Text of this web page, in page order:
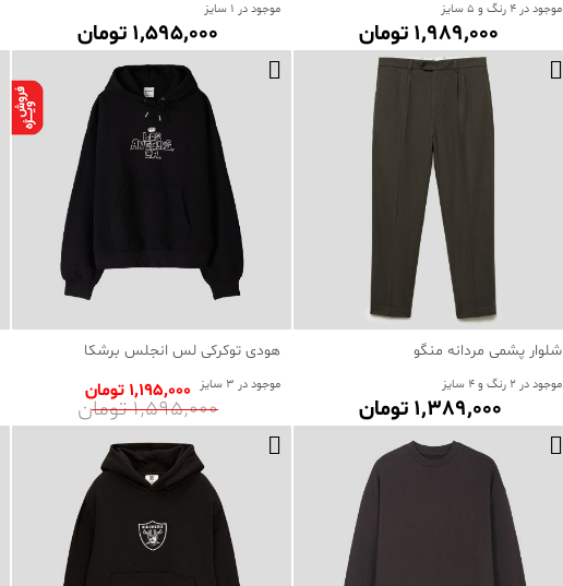
موجود در 4 رنگ و 5 سایز
1٬989٬000 تومان
موجود در 1 سایز
1٬595٬000 تومان
شلوار پشمی مردانه منگو
موجود در 2 رنگ و 4 سایز
1٬389٬000 تومان
هودی توکرکی لس انجلس برشکا
موجود در 3 سایز
1٬595٬000 تومان
1٬195٬000 تومان